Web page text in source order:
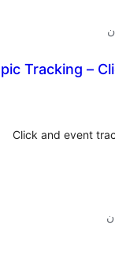
Tracking –
Click and event